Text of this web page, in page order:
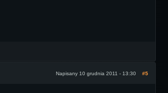
Napisany 10 grudnia 2011 - 13:30 #5